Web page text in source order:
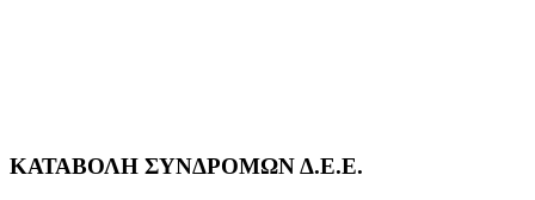
ΚΑΤΑΒΟΛΗ ΣΥΝΔΡΟΜΩΝ Δ.Ε.Ε.